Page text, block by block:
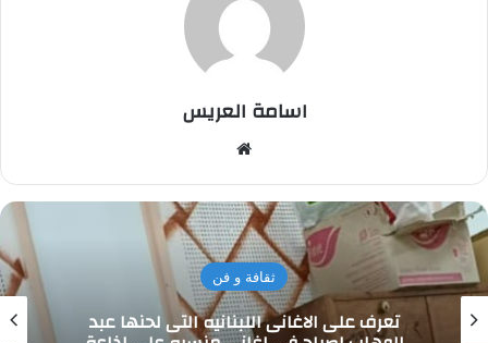
اسامة العريس
ثقافة و فن
تعرف على الاغانى اللبنانيه التى لحنها عبد